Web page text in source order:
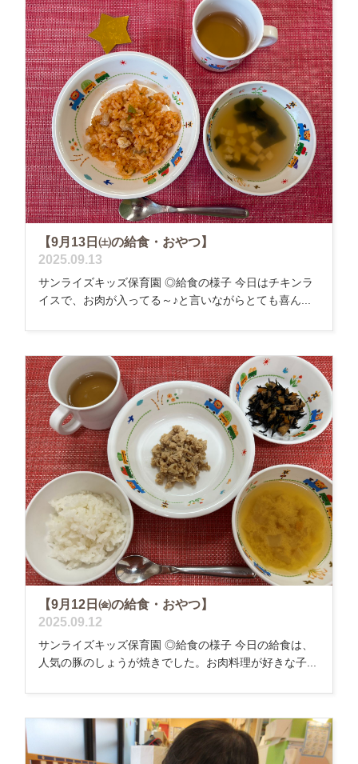
【9月13日㈯の給食・おやつ】
2025.09.13
サンライズキッズ保育園 ◎給食の様子 今日はチキンラ
イスで、お肉が入ってる～♪と言いながらとても喜ん...
【9月12日㈮の給食・おやつ】
2025.09.12
サンライズキッズ保育園 ◎給食の様子 今日の給食は、
人気の豚のしょうが焼きでした。お肉料理が好きな子...